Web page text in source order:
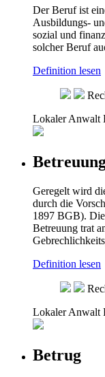
Der Beruf ist
Ausbildungs-
sozial und
solcher Beruf
Definition lesen
Lokaler Anwalt
Geregelt wird
durch die
1897 BGB). Die
Betreuung trat
Definition lesen
Lokaler Anwalt
Betrug